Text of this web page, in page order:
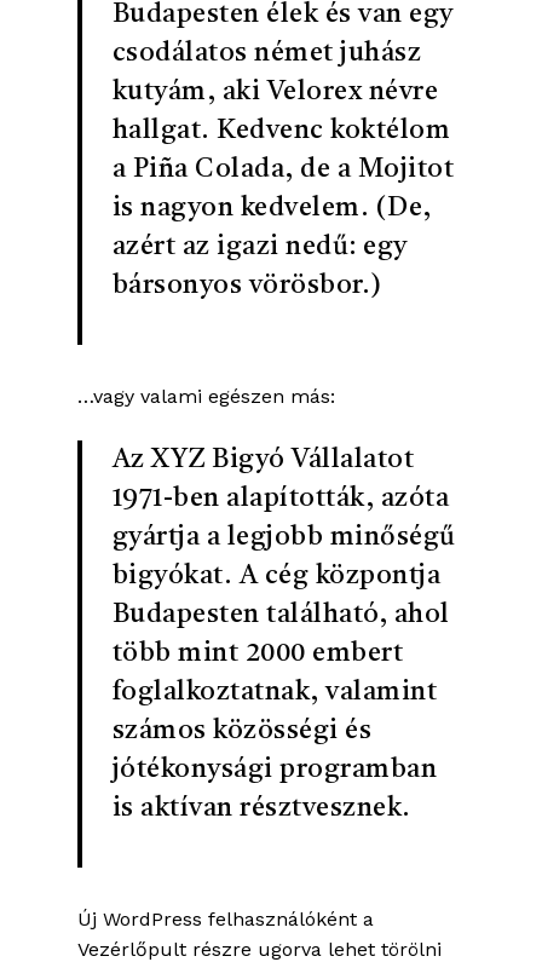
Budapesten élek és van egy
csodálatos német juhász
kutyám, aki Velorex névre
hallgat. Kedvenc koktélom
a Piña Colada, de a Mojitot
is nagyon kedvelem. (De,
azért az igazi nedű: egy
bársonyos vörösbor.)
…vagy valami egészen más:
Az XYZ Bigyó Vállalatot
1971-ben alapították, azóta
gyártja a legjobb minőségű
bigyókat. A cég központja
Budapesten található, ahol
több mint 2000 embert
foglalkoztatnak, valamint
számos közösségi és
jótékonysági programban
is aktívan résztvesznek.
Új WordPress felhasználóként a
Vezérlőpult részre ugorva lehet törölni